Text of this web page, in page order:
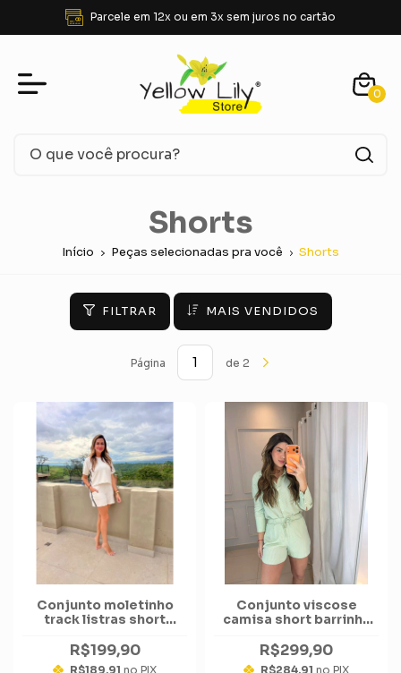
no cartão FRETE GRÁTIS para SUDESTE
0
Shorts
Início Peças selecionadas pra você Shorts
FILTRAR MAIS VENDIDOS
Página de 2
Conjunto moletinho
track listras short
R$199,90
R$189,91 no PIX
Conjunto viscose
camisa short barrinha
R$299,90
R$284,91 no PIX